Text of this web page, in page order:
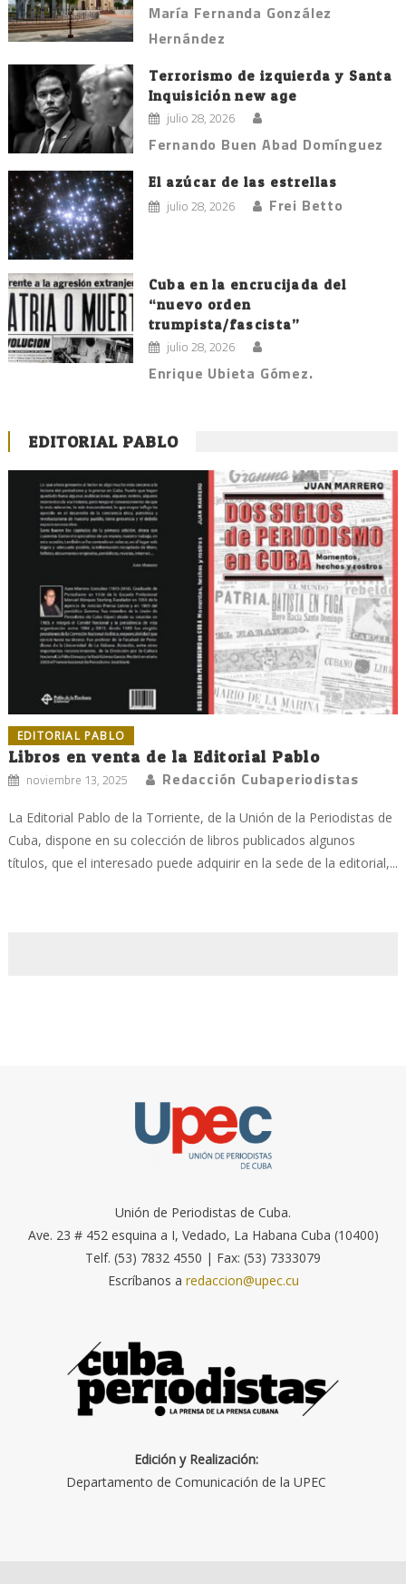
María Fernanda González
Hernández
Terrorismo de izquierda y Santa
Inquisición new age
julio 28, 2026
Fernando Buen Abad Domínguez
El azúcar de las estrellas
julio 28, 2026 Frei Betto
Cuba en la encrucijada del
“nuevo orden
trumpista/fascista”
julio 28, 2026
Enrique Ubieta Gómez.
EDITORIAL PABLO
EDITORIAL PABLO
Libros en venta de la Editorial Pablo
noviembre 13, 2025 Redacción Cubaperiodistas
La Editorial Pablo de la Torriente, de la Unión de la Periodistas de
Cuba, dispone en su colección de libros publicados algunos
títulos, que el interesado puede adquirir en la sede de la editorial,...
Unión de Periodistas de Cuba.
Ave. 23 # 452 esquina a I, Vedado, La Habana Cuba (10400)
Telf. (53) 7832 4550 | Fax: (53) 7333079
Escríbanos a redaccion@upec.cu
Edición y Realización:
Departamento de Comunicación de la UPEC